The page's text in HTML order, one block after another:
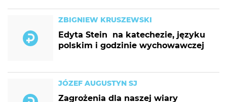
ZBIGNIEW KRUSZEWSKI
Edyta Stein  na katechezie, języku
polskim i godzinie wychowawczej
JÓZEF AUGUSTYN SJ
Zagrożenia dla naszej wiary